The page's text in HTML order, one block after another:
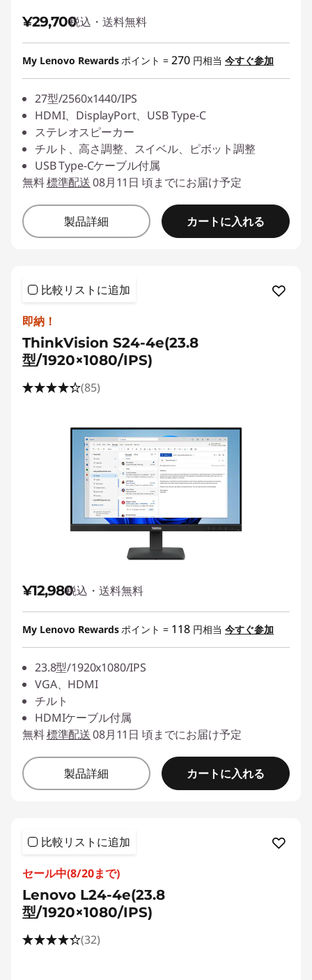
¥29,700税込・送料無料
My Lenovo Rewardsポイント = 270 円相当 今すぐ参加
27型/2560x1440/IPS
HDMI、DisplayPort、USB Type-C
ステレオスピーカー
チルト、高さ調整、スイベル、ピボット調整
USB Type-Cケーブル付属
無料標準配送08月11日 頃までにお届け予定
製品詳細 カートに入れる
比較リストに追加
即納！
ThinkVision S24-4e(23.8
型/1920×1080/IPS)
(85)
¥12,980税込・送料無料
My Lenovo Rewardsポイント = 118 円相当 今すぐ参加
23.8型/1920x1080/IPS
VGA、HDMI
チルト
HDMIケーブル付属
無料標準配送08月11日 頃までにお届け予定
製品詳細 カートに入れる
比較リストに追加
セール中(8/20まで)
Lenovo L24-4e(23.8
型/1920×1080/IPS)
(32)